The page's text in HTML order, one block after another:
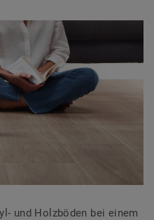
und Holzböden bei einem